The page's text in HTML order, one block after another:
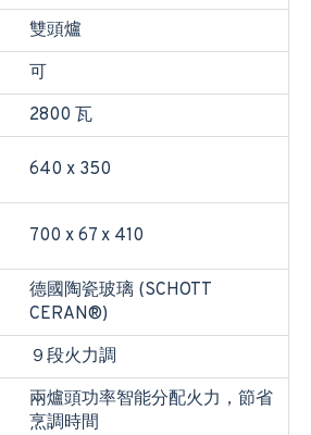
雙頭爐
可
2800 瓦
640 x 350
700 x 67 x 410
德國陶瓷玻璃 (SCHOTT
CERAN®)
９段火力調
兩爐頭功率智能分配火力，節省
烹調時間